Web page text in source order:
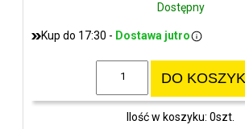
Dostępny
Kup do 17:30 - Dostawa jutro
DO
Ilość w koszyku: 0szt.